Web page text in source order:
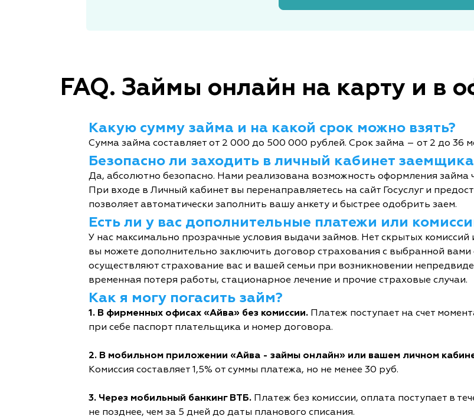
FAQ. Займы онлайн на карту и в
Какую сумму займа и на какой срок можно взять?
Сумма займа составляет от 2 000 до 500 000 рублей. Срок займа – от 2 до 36
Безопасно ли заходить в личный кабинет заемщика
Да, абсолютно безопасно. Нами реализована возможность оформления займа
При входе в Личный кабинет вы перенаправляетесь на сайт Госуслуг и
позволяет автоматически заполнить вашу анкету и быстрее одобрить заем.
Есть ли у вас дополнительные платежи или
У нас максимально прозрачные условия выдачи займов. Нет скрытых
вы можете дополнительно заключить договор страхования с выбранной
осуществляют страхование вас и вашей семьи при возникновении
временная потеря работы, стационарное лечение и прочие страховые случаи.
Как я могу погасить займ?
1. В фирменных офисах «Айва» без комиссии. Платеж поступает на счет
при себе паспорт плательщика и номер договора.
2. В мобильном приложении «Айва - займы онлайн» или вашем личном
Комиссия составляет 1,5% от суммы платежа, но не менее 30 руб.
3. Через мобильный банкинг ВТБ. Платеж без комиссии, оплата поступает в
не позднее, чем за 5 дней до даты планового списания.